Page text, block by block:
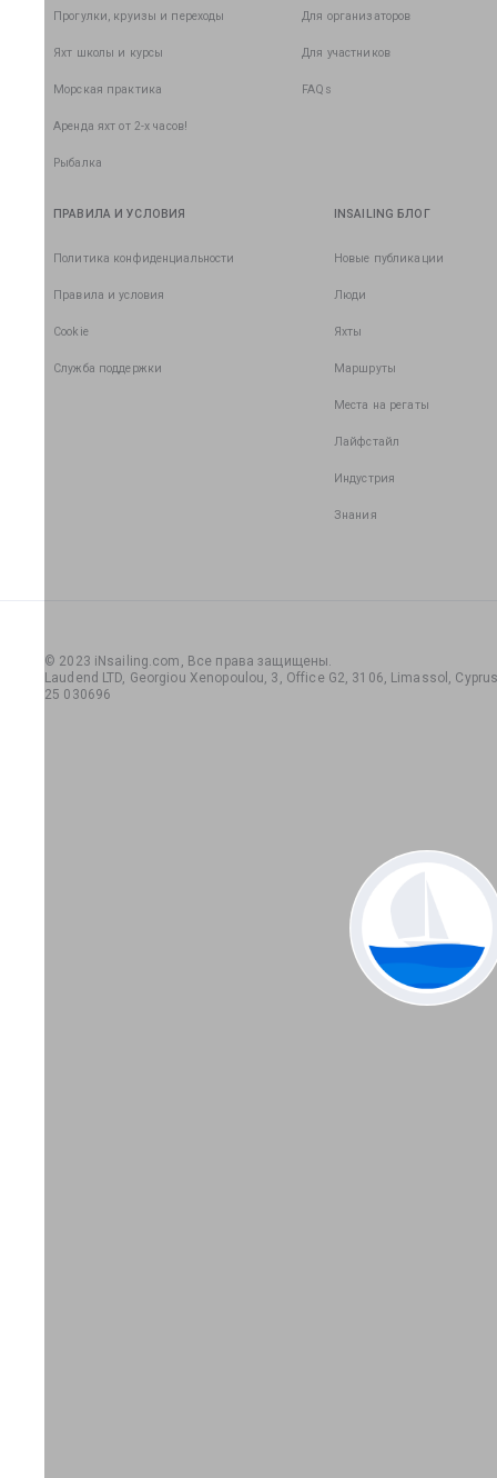
Прогулки, круизы и переходы
Яхт школы и курсы
Морская практика
Аренда яхт от 2-х часов!
Рыбалка
Для организаторов
Для участников
FAQs
ПРАВИЛА И УСЛОВИЯ
Политика конфиденциальности
Правила и условия
Cookie
Служба поддержки
INSAILING БЛОГ
Новые публикации
Люди
Яхты
Маршруты
Места на регаты
Лайфстайл
Индустрия
Знания
© 2023 iNsailing.com, Все права защищены.
Laudend LTD, Georgiou Xenopoulou, 3, Office G2, 3106, Limassol,
25 030696